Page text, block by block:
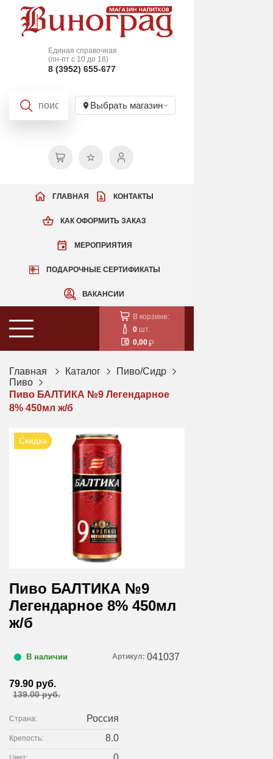
Единая справочная
(пн-пт с 10 до 18)
8 (3952) 655-677
Выбрать магазин
КАК ОФОРМИТЬ ЗАКАЗ
МЕРОПРИЯТИЯ
ПОДАРОЧНЫЕ СЕРТИФИКАТЫ
ВАКАНСИИ
ГЛАВНАЯ КОНТАКТЫ
В корзине:
0 шт.
0,00
Главная Каталог
Пиво/Сидр
Пиво
Пиво БАЛТИКА №9 Легендарное
8% 450мл ж/б
Скидка
Пиво БАЛТИКА №9
Легендарное 8% 450мл
ж/б
В наличии Артикул: 041037
79.90 руб.
139.00 руб.
Страна: Россия
Крепость: 8.0